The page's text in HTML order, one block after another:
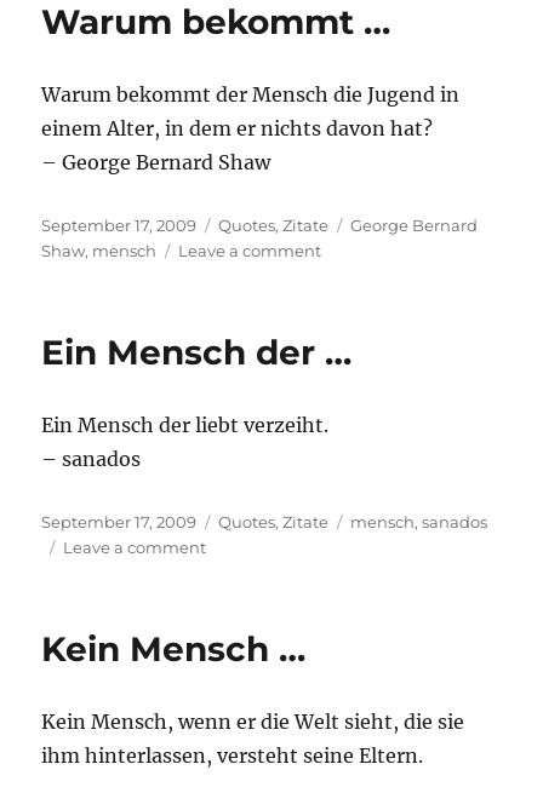
Warum bekommt …
Warum bekommt der Mensch die Jugend in
einem Alter, in dem er nichts davon hat?
– George Bernard Shaw
Posted
on
September 17, 2009 Categories
Quotes,Zitate Tags
George Bernard
Shaw, mensch Leave a commenton
Ein Mensch der …
Ein Mensch der liebt verzeiht.
– sanados
Posted
on
September 17, 2009 Categories
Quotes,Zitate Tags
mensch,sanados
Leave a commenton
…
Kein Mensch …
Kein Mensch, wenn er die Welt sieht, die sie
ihm hinterlassen, versteht seine Eltern.